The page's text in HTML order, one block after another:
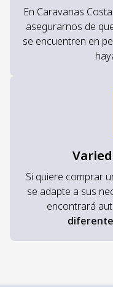
En Caravanas Costa
asegurarnos de
se encuentren en
Si quiere comprar
se adapte a sus
encontrará